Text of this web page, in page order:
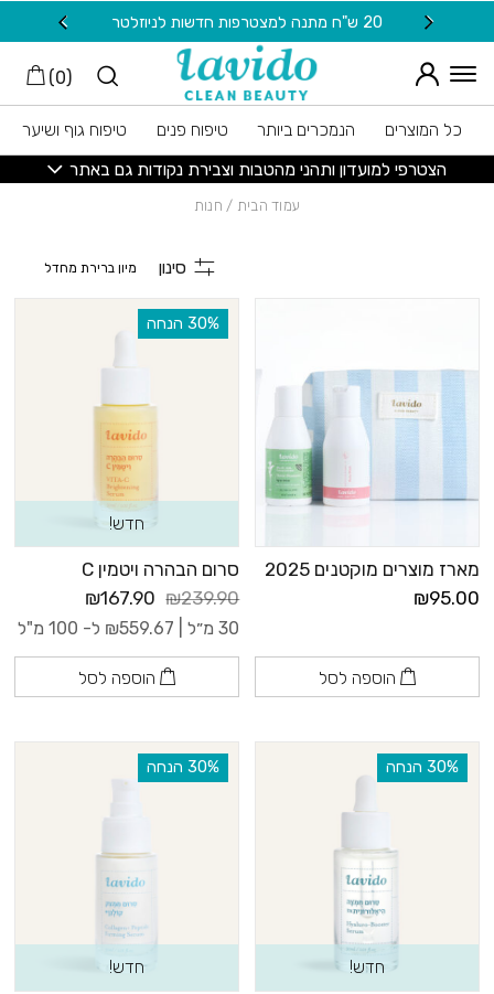
Skip to Content משלוח חינם
(
0
)
כל המוצרים הנמכרים ביותר טיפוח פנים
טיפוח גוף ושיער
הצטרפי למועדון ותהני מהטבות וצבירת נקודות גם באתר
עמוד הבית / חנות
סינון
מארז מוצרים מוקטנים 2025
₪95.00
הוספה לסל
‫30% הנחה
חדש!
סרום הבהרה ויטמין C
₪239.90
₪167.90
30 מ״ל | ₪559.67 ל- 100 מ"ל
הוספה לסל
‫30% הנחה
חדש!
‫30% הנחה
חדש!
בחזרה למעלה